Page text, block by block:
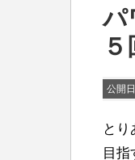
パ
５
公開
とり
目指